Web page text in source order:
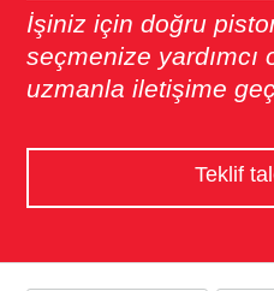
İşiniz için doğru
seçmenize yardımcı
uzmanla iletişime
Teklif